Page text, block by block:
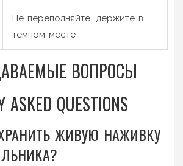
Не переполняйте, держите в
темном месте
ВОПРОСЫ
ASKED QUESTIONS
ЖИВУЮ НАЖИВКУ